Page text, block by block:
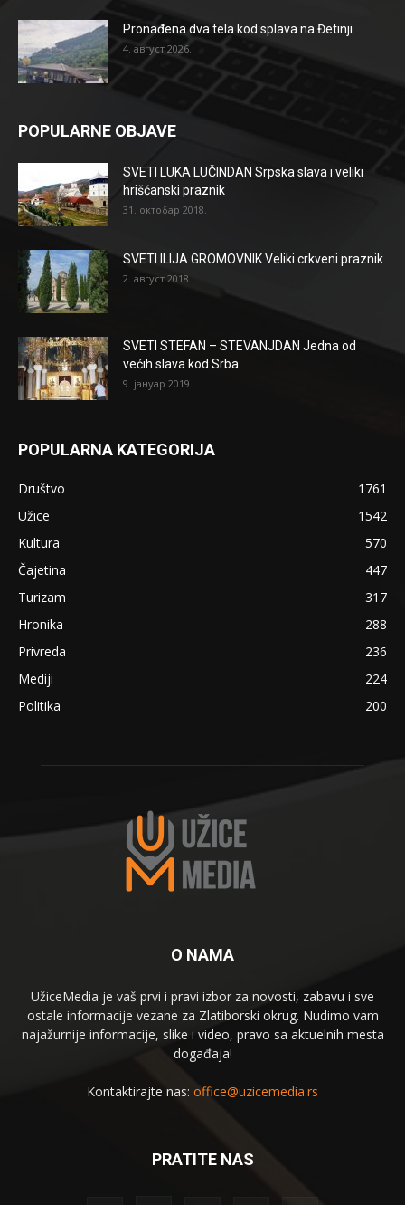
Pronađena dva tela kod splava na Đetinji
4. август 2026.
POPULARNE OBJAVE
SVETI LUKA LUČINDAN Srpska slava i veliki
hrišćanski praznik
31. октобар 2018.
SVETI ILIJA GROMOVNIK Veliki crkveni praznik
2. август 2018.
SVETI STEFAN – STEVANJDAN Jedna od
većih slava kod Srba
9. јануар 2019.
POPULARNA KATEGORIJA
Društvo
1761
Užice
1542
Kultura
570
Čajetina
447
Turizam
317
Hronika
288
Privreda
236
Mediji
224
Politika
200
O NAMA
UžiceMedia je vaš prvi i pravi izbor za novosti, zabavu i sve
ostale informacije vezane za Zlatiborski okrug. Nudimo vam
najažurnije informacije, slike i video, pravo sa aktuelnih mesta
događaja!
Kontaktirajte nas: office@uzicemedia.rs
PRATITE NAS